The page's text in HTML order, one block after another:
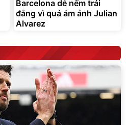
Deal hot
Unilever
Barcelona dễ nếm trái
đắng vì quá ám ảnh Julian
Alvarez